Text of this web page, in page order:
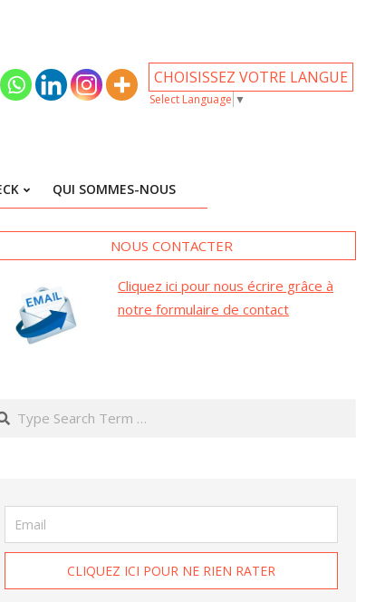
CHOISISSEZ VOTRE LANGUE
Select Language ▼
QUI SOMMES-NOUS
NOUS CONTACTER
Cliquez ici pour nous écrire grâce à
notre formulaire de contact